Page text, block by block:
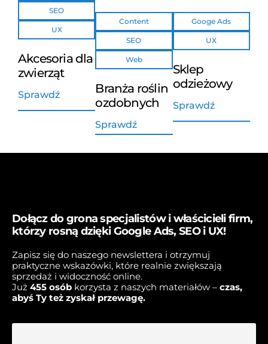
SEO
UX
Akcesoria dla
zwierząt
Sprawdź
Content
SEO
Web
Branża roślin
ozdobnych
Sprawdź
Googe Ads
UX
Sklep
odzieżowy
Sprawdź
Dołącz do grona specjalistów i właścicieli firm,
którzy rosną dzięki Google Ads, SEO i UX!
Zapisz się do naszego newslettera i otrzymuj
praktyczne wskazówki, które realnie zwiększają
sprzedaż i widoczność online.
Już 455 osób korzysta z naszych materiałów – czas,
abyś Ty też zyskał przewagę.